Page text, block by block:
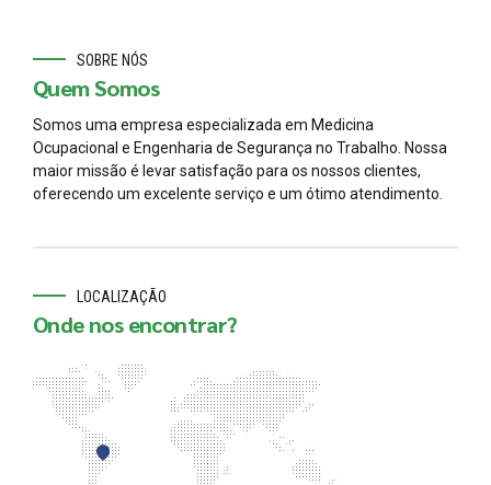
SOBRE NÓS
Quem Somos
Somos uma empresa especializada em Medicina
Ocupacional e Engenharia de Segurança no Trabalho. Nossa
maior missão é levar satisfação para os nossos clientes,
oferecendo um excelente serviço e um ótimo atendimento.
LOCALIZAÇÃO
Onde nos encontrar?